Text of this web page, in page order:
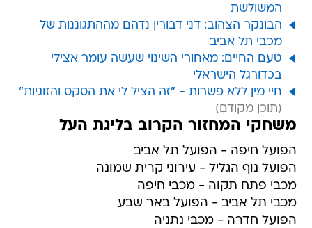
המשולשת
הבונקר הצהוב: דני דבורין נדהם מההתגוננות של
מכבי תל אביב
טעם החיים: מאחורי השינוי שעשה עומר אצילי
בכדורגל הישראלי
חיי מין ללא פשרות - "זה הציל לי את הסקס והזוגיות"
משחקי המחזור הקרוב בליגת העל
הפועל חיפה - הפועל תל אביב
הפועל נוף הגליל - עירוני קרית שמונה
מכבי פתח תקוה - מכבי חיפה
מכבי תל אביב - הפועל באר שבע
הפועל חדרה - מכבי נתניה